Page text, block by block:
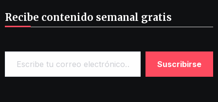
Recibe contenido semanal gratis
Escribe tu correo electrónico…
Suscribirse